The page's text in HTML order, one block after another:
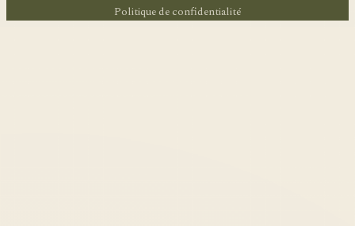
Politique de confidentialité